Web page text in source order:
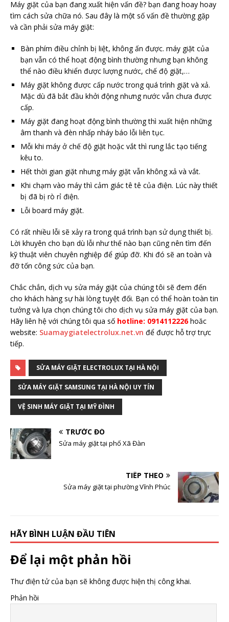
Máy giặt của bạn đang xuất hiện vấn đề? bạn đang hoay hoay
tìm cách sửa chữa nó. Sau đây là một số vấn đề thường gặp
và cần phải sửa máy giặt:
Bàn phím điều chỉnh bị liệt, không ấn được. máy giặt của
bạn vẫn có thể hoạt động bình thường nhưng bạn không
thể nào điều khiển được lượng nước, chế độ giặt,…
Máy giặt không được cấp nước trong quá trình giặt và xả.
Mặc dù đã bắt đầu khởi động nhưng nước vẫn chưa được
cấp.
Máy giặt đang hoạt động bình thường thì xuất hiện những
âm thanh và đèn nhấp nháy báo lỗi liên tục.
Mỗi khi máy ở chế độ giặt hoặc vắt thì rung lắc tạo tiếng
kêu to.
Hết thời gian giặt nhưng máy giặt vẫn không xả và vắt.
Khi chạm vào máy thì cảm giác tê tê của điện. Lúc này thiết
bị đã bị rò rỉ điện.
Lỗi board máy giặt.
Có rất nhiều lỗi sẽ xảy ra trong quá trình bạn sử dụng thiết bị.
Lời khuyên cho bạn dù lỗi như thế nào bạn cũng nên tìm đến
kỹ thuật viên chuyên nghiệp để giúp đỡ. Khi đó sẽ an toàn và
đỡ tốn công sức của bạn.
Chắc chắn, dịch vụ sửa máy giặt của chúng tôi sẽ đem đến
cho khách hàng sự hài lòng tuyệt đối. Bạn có thể hoàn toàn tin
tưởng và lựa chọn chúng tôi cho dịch vụ sửa máy giặt của bạn.
Hãy liên hệ với chúng tôi qua số hotline: 0914112226hoăc
website: Suamaygiatelectrolux.net.vn để được hỗ trợ trực
tiếp.
SỬA MÁY GIẶT ELECTROLUX TẠI HÀ NỘI
SỬA MÁY GIẶT SAMSUNG TẠI HÀ NỘI UY TÍN
VỆ SINH MÁY GIẶT TẠI MỸ ĐÌNH
TRƯỚC ĐÓ
Sửa máy giặt tại phố Xã Đàn
TIẾP THEO
Sửa máy giặt tại phường Vĩnh Phúc
HÃY BÌNH LUẬN ĐẦU TIÊN
Để lại một phản hồi
Thư điện tử của bạn sẽ không được hiện thị công khai.
Phản hồi